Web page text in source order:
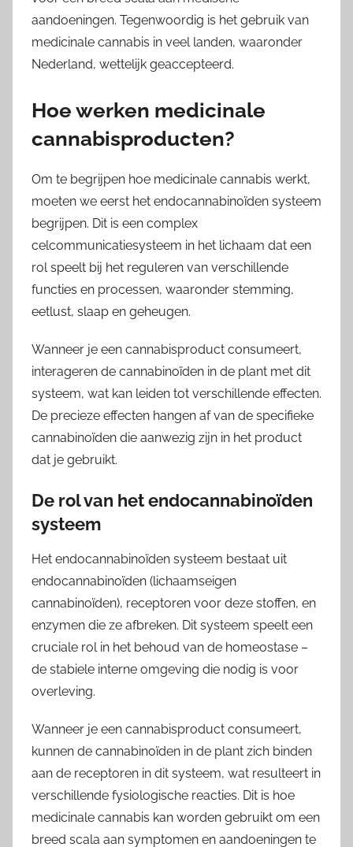
aandoeningen. Tegenwoordig is het gebruik van
medicinale cannabis in veel landen, waaronder
Nederland, wettelijk geaccepteerd.
Hoe werken medicinale
cannabisproducten?
Om te begrijpen hoe medicinale cannabis werkt,
moeten we eerst het endocannabinoïden systeem
begrijpen. Dit is een complex
celcommunicatiesysteem in het lichaam dat een
rol speelt bij het reguleren van verschillende
functies en processen, waaronder stemming,
eetlust, slaap en geheugen.
Wanneer je een cannabisproduct consumeert,
interageren de cannabinoïden in de plant met dit
systeem, wat kan leiden tot verschillende effecten.
De precieze effecten hangen af van de specifieke
cannabinoïden die aanwezig zijn in het product
dat je gebruikt.
De rol van het endocannabinoïden
systeem
Het endocannabinoïden systeem bestaat uit
endocannabinoïden (lichaamseigen
cannabinoïden), receptoren voor deze stoffen, en
enzymen die ze afbreken. Dit systeem speelt een
cruciale rol in het behoud van de homeostase –
de stabiele interne omgeving die nodig is voor
overleving.
Wanneer je een cannabisproduct consumeert,
kunnen de cannabinoïden in de plant zich binden
aan de receptoren in dit systeem, wat resulteert in
verschillende fysiologische reacties. Dit is hoe
medicinale cannabis kan worden gebruikt om een
breed scala aan symptomen en aandoeningen te